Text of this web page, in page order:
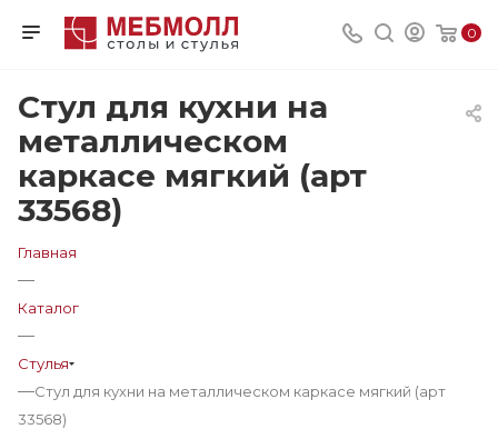
0
Стул для кухни на
металлическом
каркасе мягкий (арт
33568)
Главная
—
Каталог
—
Стулья
—Стул для кухни на металлическом каркасе мягкий (арт
33568)